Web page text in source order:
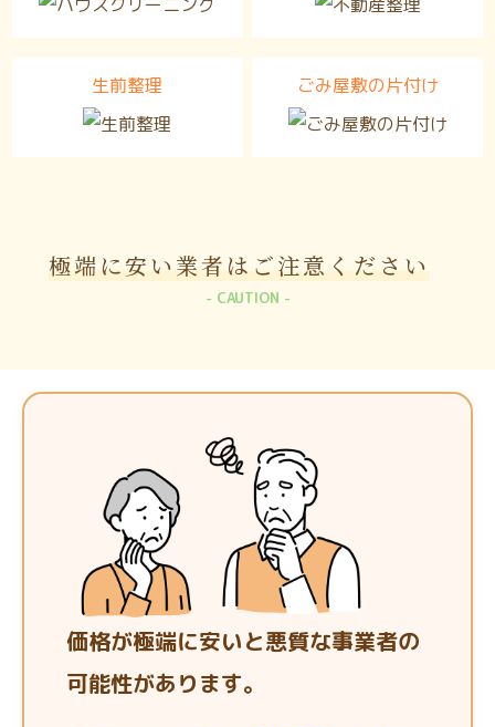
生前整理 ごみ屋敷の片付け
極端に安い業者は ご注意ください
CAUTION
価格が極端に安いと悪質な事業者の
可能性があります。